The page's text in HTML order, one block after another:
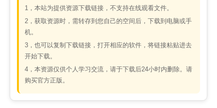
1，本站为提供资源下载链接，不支持在线观看文件。
2，获取资源时，需转存到您自己的空间后，下载到电脑或手
机。
3，也可以复制下载链接，打开相应的软件，将链接粘贴进去
开始下载。
4，本资源仅供个人学习交流，请于下载后24小时内删除。请
购买官方正版。